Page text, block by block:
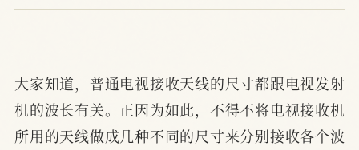
大家知道，普通电视接收天线的尺寸都跟电视发射
机的波长有关。正因为如此，不得不将电视接收机
所用的天线做成几种不同的尺寸来分别接收各个波